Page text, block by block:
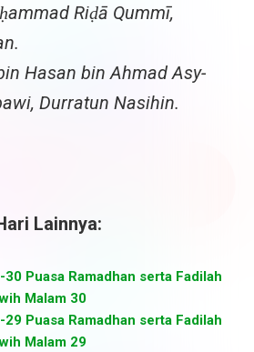
ḥammad Riḍā Qummī,
Hasan bin Ahmad Asy-
Durratun Nasihin.
Lainnya:
30 Puasa Ramadhan serta Fadilah
Malam 30
29 Puasa Ramadhan serta Fadilah
Malam 29